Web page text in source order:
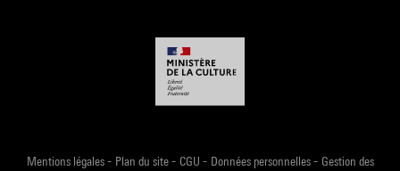
Mentions légales- Plan du site- CGU - Données personnelles- Gestion des